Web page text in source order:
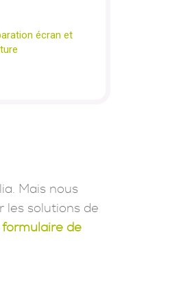
écran et
Mais nous
les solutions de
formulaire de